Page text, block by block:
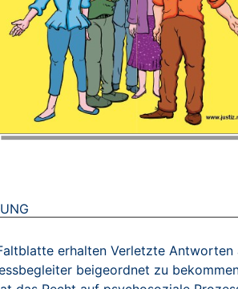
erhalten Verletzte
beigeordnet zu